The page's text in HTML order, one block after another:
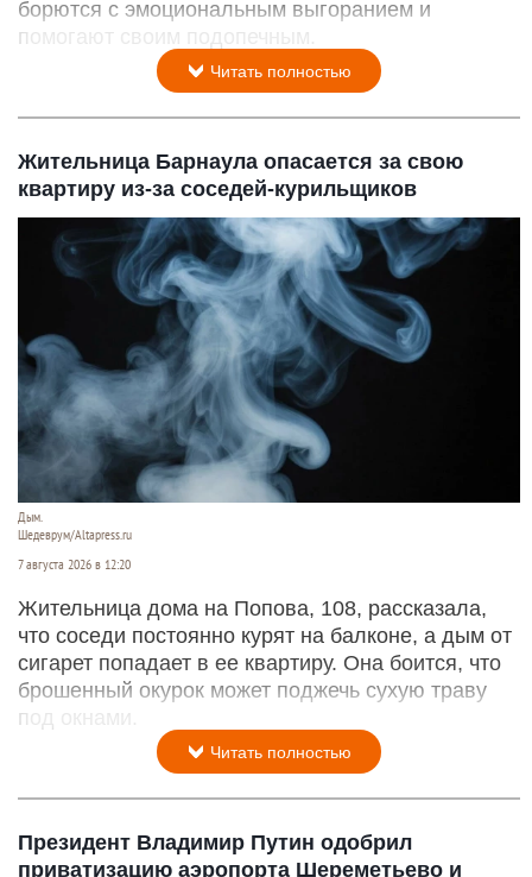
Лучший проект социального предпринимательства.
Центр социального обслуживания «Близкие люди»
Пожалуй, одна из самых непростых услуг,
тяжелобольными и пожилыми людьми. Этим
трудным делом с 2019 года занимается центр
социального обслуживания «Близкие люди» из
Бийска, он бы признан лучшим проектом
социального предпринимательства. Расскажем о
том, как происходит отбор сиделок, как они
борются с эмоциональным выгоранием и
помогают своим подопечным.
Читать полностью
Жительница Барнаула опасается за свою
квартиру из-за соседей-курильщиков
Дым.
Шедеврум/Altapress.ru